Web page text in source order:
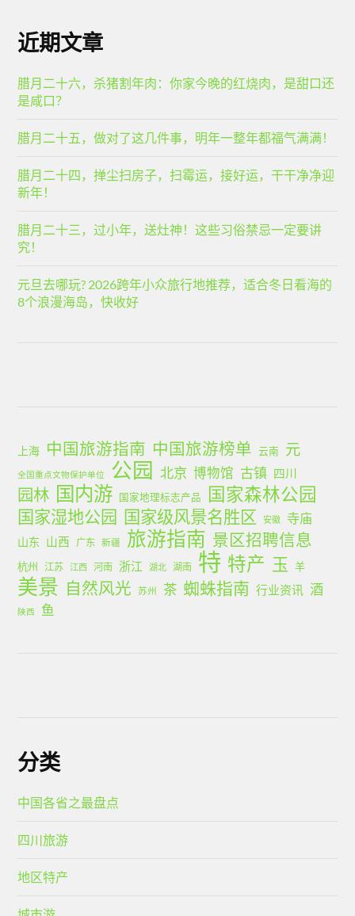
近期文章
腊月二十六，杀猪割年肉：你家今晚的红烧肉，是甜口还
是咸口？
腊月二十五，做对了这几件事，明年一整年都福气满满！
腊月二十四，掸尘扫房子，扫霉运，接好运，干干净净迎
新年！
腊月二十三，过小年，送灶神！这些习俗禁忌一定要讲
究！
元旦去哪玩? 2026跨年小众旅行地推荐，适合冬日看海的
8个浪漫海岛，快收好
上海 中国旅游指南 中国旅游榜单 云南 元
全国重点文物保护单位 公园 北京 博物馆 古镇 四川
园林 国内游 国家地理标志产品 国家森林公园
国家湿地公园 国家级风景名胜区 安徽 寺庙
山东 山西 广东 新疆 旅游指南 景区招聘信息
杭州 江苏 江西 河南 浙江 湖北 湖南 特 特产 玉 羊
美景 自然风光 苏州 茶 蜘蛛指南 行业资讯 酒
陕西 鱼
分类
中国各省之最盘点
四川旅游
地区特产